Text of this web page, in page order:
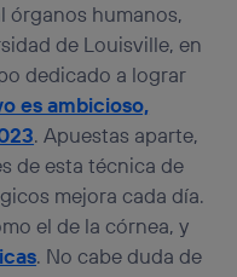
órganos humanos,
de Louisville, en
dedicado a lograr
es ambicioso,
. Apuestas aparte,
de esta técnica de
mejora cada día.
el de la córnea, y
. No cabe duda de